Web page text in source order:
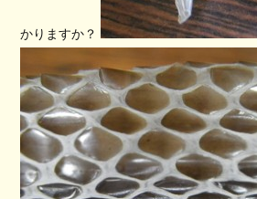
かりますか？